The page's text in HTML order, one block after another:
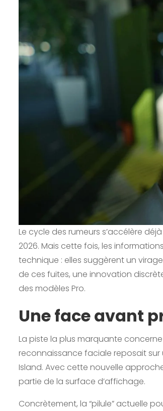
Le cycle des rumeurs s’accélère
2026. Mais cette fois, les
technique : elles suggèrent un
de ces fuites, une innovation
des modèles Pro.
Une face avant
La piste la plus marquante concerne
reconnaissance faciale reposait
Island. Avec cette nouvelle
partie de la surface d’affichage.
Concrètement, la “pilule” actuelle